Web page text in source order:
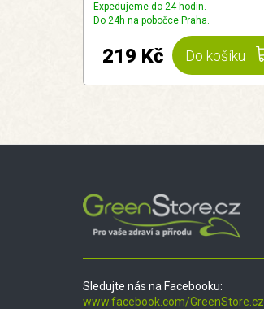
Expedujeme do 24 hodin.
Do 24h na pobočce Praha.
Do košíku
219 Kč
Sledujte nás na Facebooku:
www.facebook.com/GreenStore.cz